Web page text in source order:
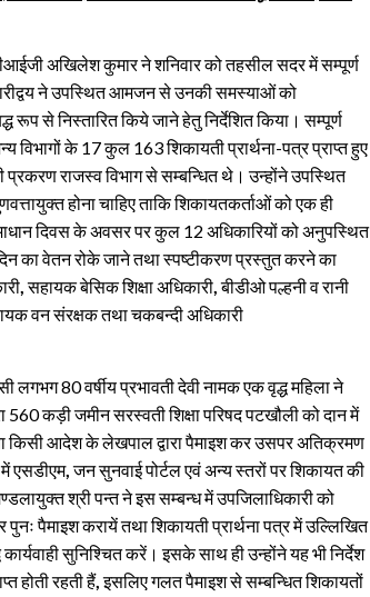
अखिलेश कुमार ने शनिवार को तहसील सदर में सम्पूर्ण
ने उपस्थित आमजन से उनकी समस्याओं को
रूप से निस्तारित किये जाने हेतु निर्देशित किया। सम्पूर्ण
विभागों के 17 कुल 163 शिकायती प्रार्थना-पत्र प्राप्त हुए
प्रकरण राजस्व विभाग से सम्बन्धित थे। उन्होंने उपस्थित
होना चाहिए ताकि शिकायतकर्ताओं को एक ही
दिवस के अवसर पर कुल 12 अधिकारियों को अनुपस्थित
का वेतन रोके जाने तथा स्पष्टीकरण प्रस्तुत करने का
,सहायक बेसिक शिक्षा अधिकारी,बीडीओ पल्हनी व रानी
वन संरक्षक तथा चकबन्दी अधिकारी
80 वर्षीय प्रभावती देवी नामक एक वृद्ध महिला ने
कड़ी जमीन सरस्वती शिक्षा परिषद पटखौली को दान में
किसी आदेश के लेखपाल द्वारा पैमाइश कर उसपर अतिक्रमण
में एसडीएम,जन सुनवाई पोर्टल एवं अन्य स्तरों पर शिकायत की
श्री पन्त ने इस सम्बन्ध में उपजिलाधिकारी को
पैमाइश करायें तथा शिकायती प्रार्थना पत्र में उल्लिखित
कार्यवाही सुनिश्चित करें। इसके साथ ही उन्होंने यह भी निर्देश
होती रहती हैं,इसलिए गलत पैमाइश से सम्बन्धित शिकायतों